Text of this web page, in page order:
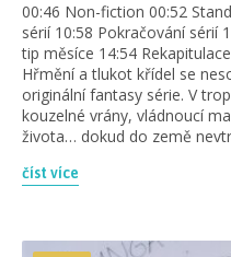
00:46 Non-fiction 00:52
sérií 10:58 Pokračování sérií
tip měsíce 14:54
Hřmění a tlukot křídel se
originální fantasy série. V
kouzelné vrány, vládnoucí
života… dokud do země
číst více